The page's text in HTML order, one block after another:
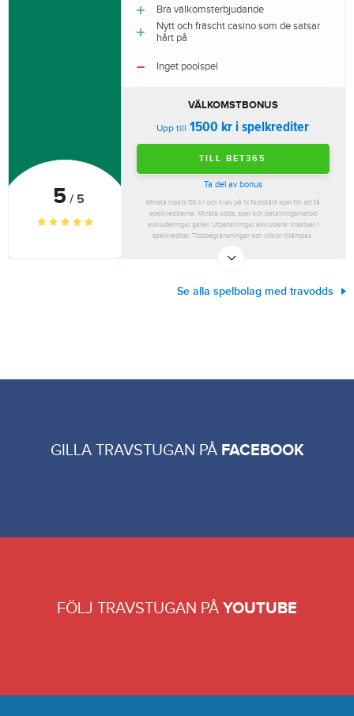
5 / 5
Bra välkomsterbjudande
Nytt och fräscht casino som de satsar
hårt på
Inget poolspel
VÄLKOMSTBONUS
Upp till 1500 kr i spelkrediter
TILL BET365
Ta del av bonus
Minsta insats 50 kr och krav på 1x fastställt spel för att få
spelkrediterna. Minsta odds, spel och betalningsmetod
exkluderingar gäller. Utbetalningar exkluderar insatser i
spelkrediter. Tidsbegränsningar och villkor tillämpas.
Se alla spelbolag med travodds
GILLA TRAVSTUGAN PÅ FACEBOOK
FÖLJ TRAVSTUGAN PÅ YOUTUBE